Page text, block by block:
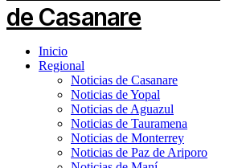
Inicio
Regional
Noticias de Casanare
Noticias de Yopal
Noticias de Aguazul
Noticias de Tauramena
Noticias de Monterrey
Noticias de Paz de Ariporo